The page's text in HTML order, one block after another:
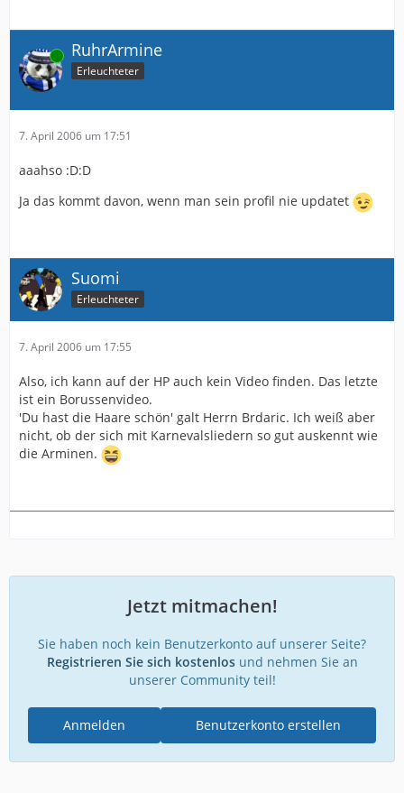
Online RuhrArmine
Erleuchteter
7. April 2006 um 17:51
aaahso :D:D
Ja das kommt davon, wenn man sein profil nie updatet
Suomi
Erleuchteter
7. April 2006 um 17:55
Also, ich kann auf der HP auch kein Video finden. Das letzte
ist ein Borussenvideo.
'Du hast die Haare schön' galt Herrn Brdaric. Ich weiß aber
nicht, ob der sich mit Karnevalsliedern so gut auskennt wie
die Arminen.
Jetzt mitmachen!
Sie haben noch kein Benutzerkonto auf unserer Seite?
Registrieren Sie sich kostenlosund nehmen Sie an
unserer Community teil!
Benutzerkonto erstellen
Anmelden